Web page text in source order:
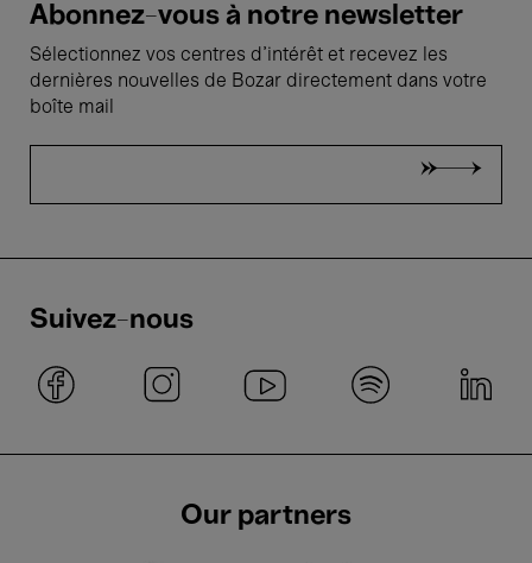
Abonnez-vous à notre newsletter
Sélectionnez vos centres d'intérêt et recevez les
dernières nouvelles de Bozar directement dans votre
boîte mail
Suivez-nous
Our partners